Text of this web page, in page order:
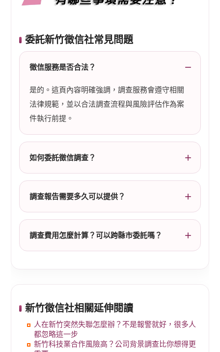
委託新竹徵信社常見問題
徵信服務是否合法？
是的。這頁內容明確強調，調查服務會遵守相關
法律規範，並以合法調查流程與風險評估作為案
件執行前提。
如何委託徵信調查？
調查報告需要多久可以提供？
調查費用怎麼計算？可以跨縣市委託嗎？
新竹徵信社相關延伸閱讀
人在新竹突然失聯怎麼辦？不是報警就好，很多人
都忽略這一步
新竹科技業合作風險高？公司背景調查比你想得更